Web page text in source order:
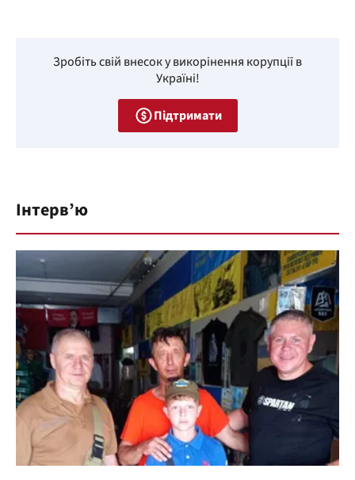
Зробіть свій внесок у викорінення корупції в
Україні!
Підтримати
Інтерв’ю